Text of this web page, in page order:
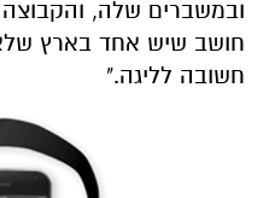
ובמשברים שלה,
חושב שיש אחד בארץ
חשובה לליגה."